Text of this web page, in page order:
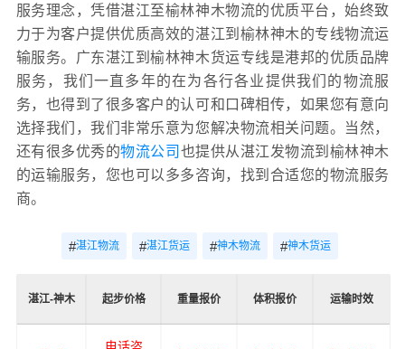
服务理念，凭借湛江至榆林神木物流的优质平台，始终致
力于为客户提供优质高效的湛江到榆林神木的专线物流运
输服务。广东湛江到榆林神木货运专线是港邦的优质品牌
服务，我们一直多年的在为各行各业提供我们的物流服
务，也得到了很多客户的认可和口碑相传，如果您有意向
选择我们，我们非常乐意为您解决物流相关问题。当然，
还有很多优秀的物流公司 也提供从湛江发物流到榆林神木
的运输服务，您也可以多多咨询，找到合适您的物流服务
商。
#湛江物流 #湛江货运 #神木物流 #神木货运
湛江-神木 起步价格 重量报价 体积报价 运输时效